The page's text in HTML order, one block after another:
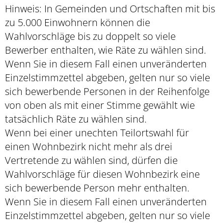
Hinweis: In Gemeinden und Ortschaften mit bis
zu 5.000 Einwohnern können die
Wahlvorschläge bis zu doppelt so viele
Bewerber enthalten, wie Räte zu wählen sind.
Wenn Sie in diesem Fall einen unveränderten
Einzelstimmzettel abgeben, gelten nur so viele
sich bewerbende Personen in der Reihenfolge
von oben als mit einer Stimme gewählt wie
tatsächlich Räte zu wählen sind.
Wenn bei einer unechten Teilortswahl für
einen Wohnbezirk nicht mehr als drei
Vertretende zu wählen sind, dürfen die
Wahlvorschläge für diesen Wohnbezirk eine
sich bewerbende Person mehr enthalten.
Wenn Sie in diesem Fall einen unveränderten
Einzelstimmzettel abgeben, gelten nur so viele